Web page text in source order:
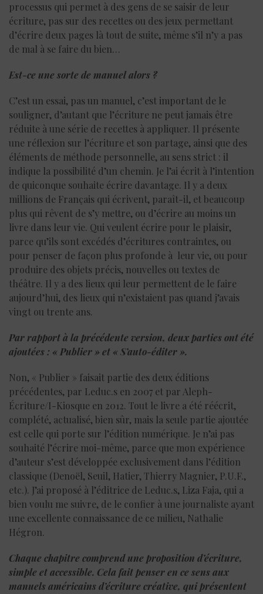
processus qui permet à des gens de se saisir de leur
écriture, pas sur des recettes ou des jeux permettant
d’écrire deux pages là tout de suite, même s’il n’y a pas
de mal à se faire du bien…
Est-ce une sorte de manuel alors ?
C’est un essai, pas un manuel, c’est important de le
souligner, d’autant que l’écriture ne peut jamais être
réduite à une série de recettes à appliquer. Il présente
une réflexion sur l’écriture et son partage, ainsi que des
éléments de méthode personnelle, au sens strict : il
indique la possibilité d’un chemin. Je l’ai écrit à l’intention
de quiconque souhaite écrire davantage. Il y a deux
millions de Français qui écrivent, paraît-il, et beaucoup
plus qui rêvent de s’y mettre, ou d’écrire au moins un
livre dans leur vie. Qui veulent écrire pour le plaisir,
parce qu’ils sont excédés d’écritures contraintes, ou
pour penser de façon plus profonde à leur vie, ou pour
produire des objets précis, nouvelles ou textes de
théâtre. Il y a des lieux qui leur permettent de le faire
aujourd’hui, des lieux qui n’existaient pas quand j’avais
vingt ou trente ans.
Par rapport à la précédente version, deux parties ont été
ajoutées : « Publier » et « S’auto-éditer ».
Non, « Publier » faisait partie des deux éditions
précédentes, par Leduc.s en 2007 et par Aleph-
Écriture/I-Kiosque en 2012. Tout le livre a été réécrit,
complété, actualisé, bien sûr, mais la seule partie ajoutée
est celle qui porte sur l’édition numérique. Je n’ai pas
souhaité l’écrire moi-même, parce que mon expérience
d’auteur s’est développée exclusivement dans l’édition
classique (Denoël, Seuil, Hatier, Thierry Magnier, P.U.F.,
etc.). J’ai proposé à l’éditrice de Leduc.s, Liza Faja, qui a
bien voulu me suivre, de le confier à une journaliste ayant
une excellente connaissance de ce milieu, Nathalie
Hégron.
Chaque chapitre comprend une proposition d’écriture,
simple et accessible. Cela fait penser en ce sens aux
manuels américains d’écriture créative, qui présentent